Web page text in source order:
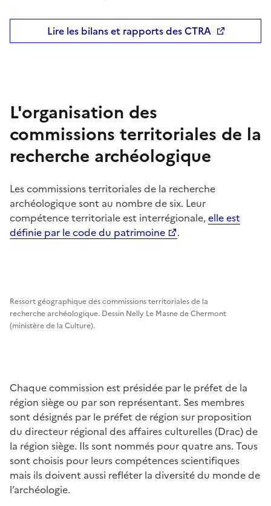
Lire les bilans et rapports des CTRA
L'organisation des
commissions territoriales de la
recherche archéologique
Les commissions territoriales de la recherche
archéologique sont au nombre de six. Leur
compétence territoriale est interrégionale,elle est
définie par le code du patrimoine
.
Ressort géographique des commissions territoriales de la
recherche archéologique. Dessin Nelly Le Masne de Chermont
(ministère de la Culture).
Chaque commission est présidée par le préfet de la
région siège ou par son représentant. Ses membres
sont désignés par le préfet de région sur proposition
du directeur régional des affaires culturelles (Drac) de
la région siège. Ils sont nommés pour quatre ans. Tous
sont choisis pour leurs compétences scientifiques
mais ils doivent aussi refléter la diversité du monde de
l’archéologie.